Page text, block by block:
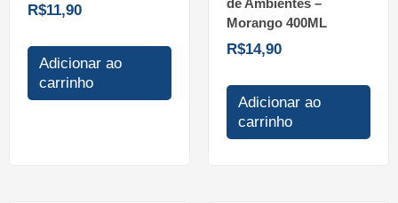
R$11,90
Adicionar ao
carrinho
de Ambientes –
Morango 400ML
R$14,90
Adicionar ao
carrinho